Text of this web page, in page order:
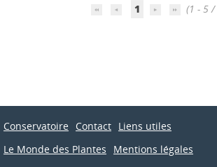
1 (1 - 5 /
Conservatoire Contact Liens utiles
Le Monde des Plantes
Mentions légales